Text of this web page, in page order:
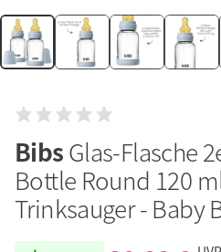
BibsGlas-Flasche
Bottle Round 120
Trinksauger - Baby